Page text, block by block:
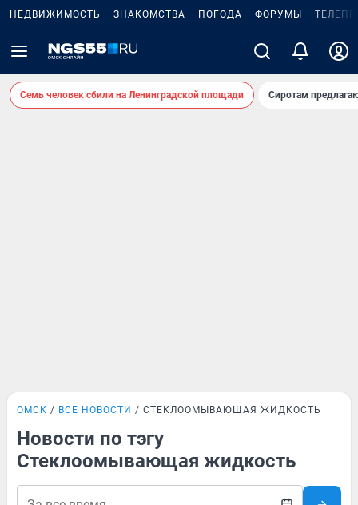
НЕДВИЖИМОСТЬ ЗНАКОМСТВА ПОГОДА ФОРУМЫ
Семь человек сбили на Ленинградской площади Сиротам
ОМСК ВСЕ НОВОСТИ СТЕКЛООМЫВАЮЩАЯ ЖИДКОСТЬ
Новости по тэгу
Стеклоомывающая жидкость